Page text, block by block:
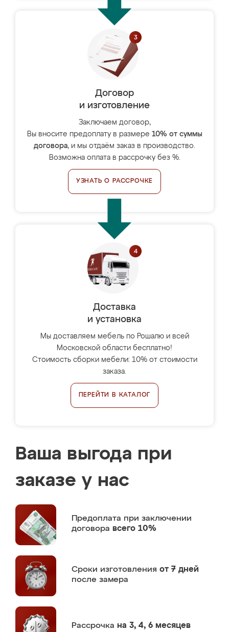
Договор
и изготовление
Заключаем договор,
Вы вносите предоплату в размере 10% от суммы
договора, и мы отдаём заказ в производство.
Возможна оплата в рассрочку без %.
УЗНАТЬ О РАССРОЧКЕ
Доставка
и установка
Мы доставляем мебель по Рошалю и всей
Московской области бесплатно!
Стоимость сборки мебели: 10% от стоимости
заказа.
ПЕРЕЙТИ В КАТАЛОГ
Ваша выгода при
заказе у нас
Предоплата при заключении
договора всего 10%
Сроки изготовления от 7 дней
после замера
Рассрочка на 3, 4, 6 месяцев